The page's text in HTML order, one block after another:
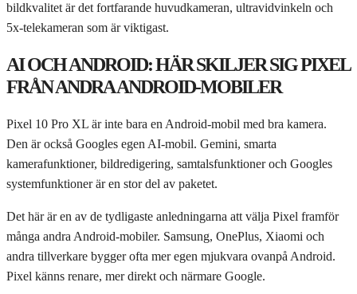
bildkvalitet är det fortfarande huvudkameran, ultravidvinkeln och
5x-telekameran som är viktigast.
AI OCH ANDROID: HÄR SKILJER SIG PIXEL
FRÅN ANDRA ANDROID-MOBILER
Pixel 10 Pro XL är inte bara en Android-mobil med bra kamera.
Den är också Googles egen AI-mobil. Gemini, smarta
kamerafunktioner, bildredigering, samtalsfunktioner och Googles
systemfunktioner är en stor del av paketet.
Det här är en av de tydligaste anledningarna att välja Pixel framför
många andra Android-mobiler. Samsung, OnePlus, Xiaomi och
andra tillverkare bygger ofta mer egen mjukvara ovanpå Android.
Pixel känns renare, mer direkt och närmare Google.